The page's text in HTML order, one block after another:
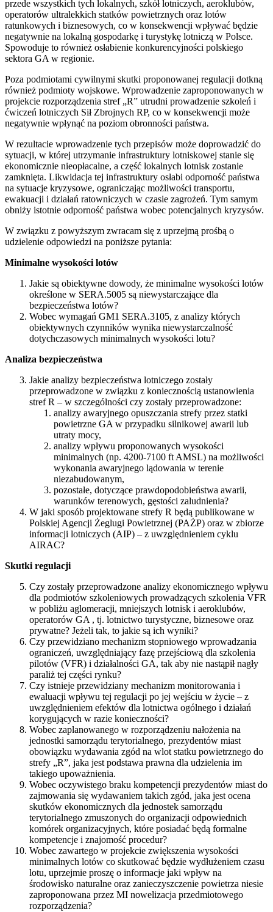
przede wszystkich tych lokalnych, szkół lotniczych, aeroklubów,
operatorów ultralekkich statków powietrznych oraz lotów
ratunkowych i biznesowych, co w konsekwencji wpływać będzie
negatywnie na lokalną gospodarkę i turystykę lotniczą w Polsce.
Spowoduje to również osłabienie konkurencyjności polskiego
sektora GA w regionie.
Poza podmiotami cywilnymi skutki proponowanej regulacji dotkną
również podmioty wojskowe. Wprowadzenie zaproponowanych w
projekcie rozporządzenia stref „R” utrudni prowadzenie szkoleń i
ćwiczeń lotniczych Sił Zbrojnych RP, co w konsekwencji może
negatywnie wpłynąć na poziom obronności państwa.
W rezultacie wprowadzenie tych przepisów może doprowadzić do
sytuacji, w której utrzymanie infrastruktury lotniskowej stanie się
ekonomicznie nieopłacalne, a część lokalnych lotnisk zostanie
zamknięta. Likwidacja tej infrastruktury osłabi odporność państwa
na sytuacje kryzysowe, ograniczając możliwości transportu,
ewakuacji i działań ratowniczych w czasie zagrożeń. Tym samym
obniży istotnie odporność państwa wobec potencjalnych kryzysów.
W związku z powyższym zwracam się z uprzejmą prośbą o
udzielenie odpowiedzi na poniższe pytania:
Minimalne wysokości lotów
Jakie są obiektywne dowody, że minimalne wysokości lotów
określone w SERA.5005 są niewystarczające dla
bezpieczeństwa lotów?
Wobec wymagań GM1 SERA.3105, z analizy których
obiektywnych czynników wynika niewystarczalność
dotychczasowych minimalnych wysokości lotu?
Analiza bezpieczeństwa
Jakie analizy bezpieczeństwa lotniczego zostały
przeprowadzone w związku z koniecznością ustanowienia
stref R – w szczególności czy zostały przeprowadzone:
analizy awaryjnego opuszczania strefy przez statki
powietrzne GA w przypadku silnikowej awarii lub
utraty mocy,
analizy wpływu proponowanych wysokości
minimalnych (np. 4200-7100 ft AMSL) na możliwości
wykonania awaryjnego lądowania w terenie
niezabudowanym,
pozostałe, dotyczące prawdopodobieństwa awarii,
warunków terenowych, gęstości zaludnienia?
W jaki sposób projektowane strefy R będą publikowane w
Polskiej Agencji Żeglugi Powietrznej (PAŻP) oraz w zbiorze
informacji lotniczych (AIP) – z uwzględnieniem cyklu
AIRAC?
Skutki regulacji
Czy zostały przeprowadzone analizy ekonomicznego wpływu
dla podmiotów szkoleniowych prowadzących szkolenia VFR
w pobliżu aglomeracji, mniejszych lotnisk i aeroklubów,
operatorów GA , tj. lotnictwo turystyczne, biznesowe oraz
prywatne? Jeżeli tak, to jakie są ich wyniki?
Czy przewidziano mechanizm stopniowego wprowadzania
ograniczeń, uwzględniający fazę przejściową dla szkolenia
pilotów (VFR) i działalności GA, tak aby nie nastąpił nagły
paraliż tej części rynku?
Czy istnieje przewidziany mechanizm monitorowania i
ewaluacji wpływu tej regulacji po jej wejściu w życie – z
uwzględnieniem efektów dla lotnictwa ogólnego i działań
korygujących w razie konieczności?
Wobec zaplanowanego w rozporządzeniu nałożenia na
jednostki samorządu terytorialnego, prezydentów miast
obowiązku wydawania zgód na wlot statku powietrznego do
strefy „R”, jaka jest podstawa prawna dla udzielenia im
takiego upoważnienia.
Wobec oczywistego braku kompetencji prezydentów miast do
zajmowania się wydawaniem takich zgód, jaka jest ocena
skutków ekonomicznych dla jednostek samorządu
terytorialnego zmuszonych do organizacji odpowiednich
komórek organizacyjnych, które posiadać będą formalne
kompetencje i znajomość procedur?
Wobec zawartego w projekcie zwiększenia wysokości
minimalnych lotów co skutkować będzie wydłużeniem czasu
lotu, uprzejmie proszę o informacje jaki wpływ na
środowisko naturalne oraz zanieczyszczenie powietrza niesie
zaproponowana przez MI nowelizacja przedmiotowego
rozporządzenia?